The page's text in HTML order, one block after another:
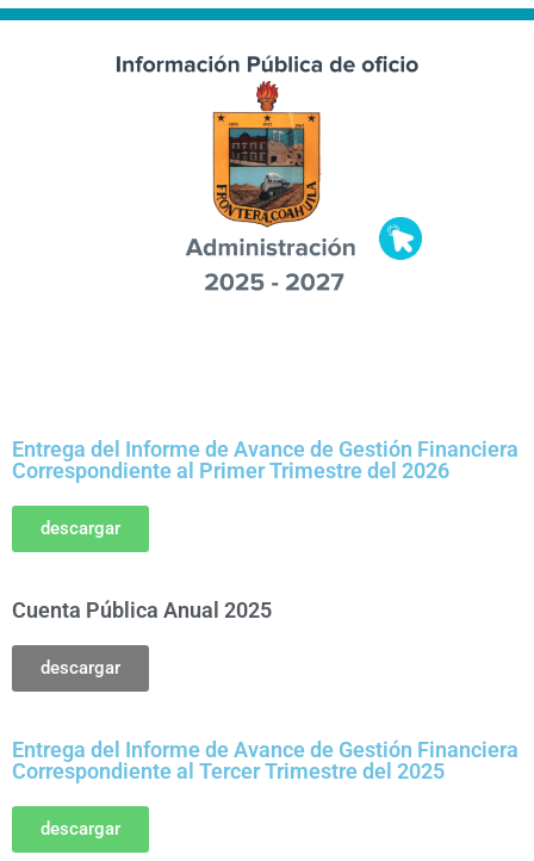
Entrega del Informe de Avance de Gestión Financiera
Correspondiente al Primer Trimestre del 2026
descargar
Cuenta Pública Anual 2025
descargar
Entrega del Informe de Avance de Gestión Financiera
Correspondiente al Tercer Trimestre del 2025
descargar